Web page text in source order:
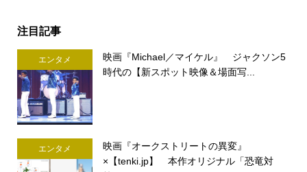
注目記事
エンタメ
映画『Michael／マイケル』 ジャクソン5
時代の【新スポット映像＆場面写...
エンタメ
映画『オークストリートの異変』
×【tenki.jp】 本作オリジナル「恐竜対